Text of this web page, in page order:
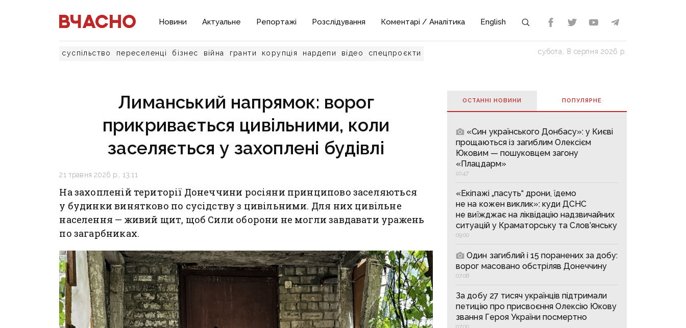
Новини Актуальне Репортажі Розслідування Коментарі / Аналітика English
суспільство переселенці бізнес війна гранти корупція нардепи відео спецпроєкти субота, 8 серпня 2026 р.
Лиманський напрямок: ворог
прикривається цивільними, коли
заселяється у захоплені будівлі
21 травня 2026 р., 13:11
На захопленій території Донеччини росіяни принципово заселяються
у будинки винятково по сусідству з цивільними. Для них цивільне
населення — живий щит, щоб Сили оборони не могли завдавати уражень
по загарбниках.
ОСТАННІ НОВИНИ ПОПУЛЯРНE
«Син українського Донбасу»: у Києві
прощаються із загиблим Олексієм
Юковим — пошуковцем загону
«Плацдарм»
10:47
«Екіпажі „пасуть“ дрони, їдемо
не на кожен виклик»: куди ДСНС
не виїжджає на ліквідацію надзвичайних
ситуацій у Краматорську та Слов’янську
09:00
Один загиблий і 15 поранених за добу:
ворог масовано обстріляв Донеччину
07:08
За добу 27 тисяч українців підтримали
петицію про присвоєння Олексію Юкову
звання Героя України посмертно
07:00